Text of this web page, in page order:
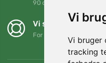
Vi
Vi bruger
tracking
90 dage
Vi støtter
For hver ordre planter